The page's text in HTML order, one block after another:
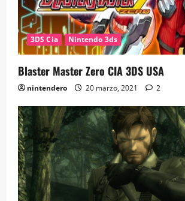
3DS Cia Nintendo 3ds
Blaster Master Zero CIA 3DS USA
nintendero 20 marzo, 2021 2